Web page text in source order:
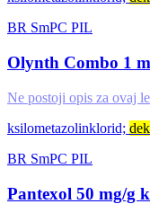
BR SmPC PIL
Olynth Combo 1
Ne postoji opis za ovaj
ksilometazolinklorid;
BR SmPC PIL
Pantexol 50 mg/g